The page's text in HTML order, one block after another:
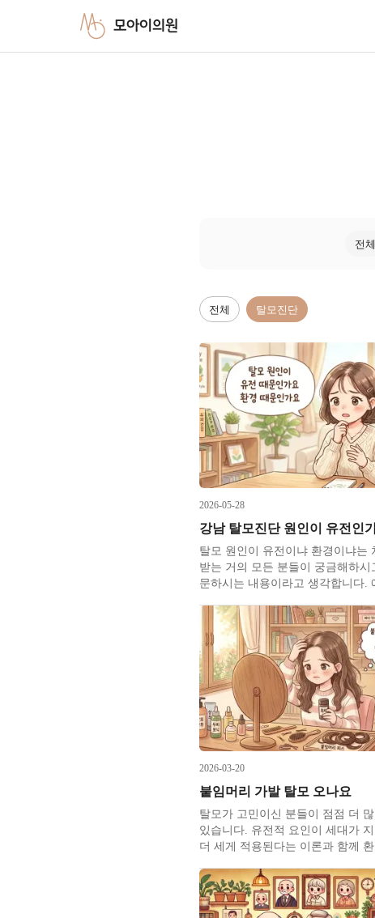
모아이의원
전체
전체 탈모진단
2026-05-28
탈모 원인이 유전이냐 환경이냐는
받는 거의 모든 분들이 궁금해하시
문하시는 내용이라고 생각​합니다.
서는 몇차례 다룬 적이 있었는데
최근 대학원 수업 내용까지 결합해
적어보려 합니다. 탈모는 여러 진
칭하여 부르는 성인병 같은 표현이
2026-03-20
붙임머리 가발 탈모 오나요
탈모가 고민이신 분들이 점점 더
있습니다. 유전적 요인이 세대가
더 세게 적용된다는 이론과 함께
고 있기 때문입니다. 좀더 일찍 2차
오며 더 어릴 때부터 스트레스에
학업 내지 입시 스트레스의 종결이